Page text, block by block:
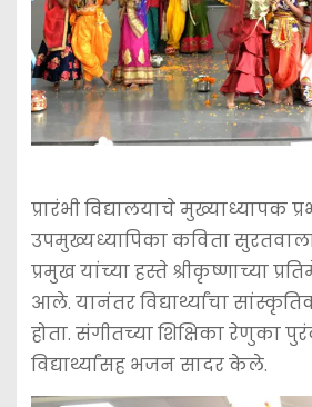
प्रारंभी विद्यालयाचे मुख्याध्यापक
उपमुख्यध्यापिका कविता
प्रमुख यांच्या हस्ते श्रीकृष्णाच्या
आले. यानंतर विद्यार्थ्यांचा
होता. संगीतच्या शिक्षिका रेणुका
विद्यार्थ्यांसह भजन सादर केले.